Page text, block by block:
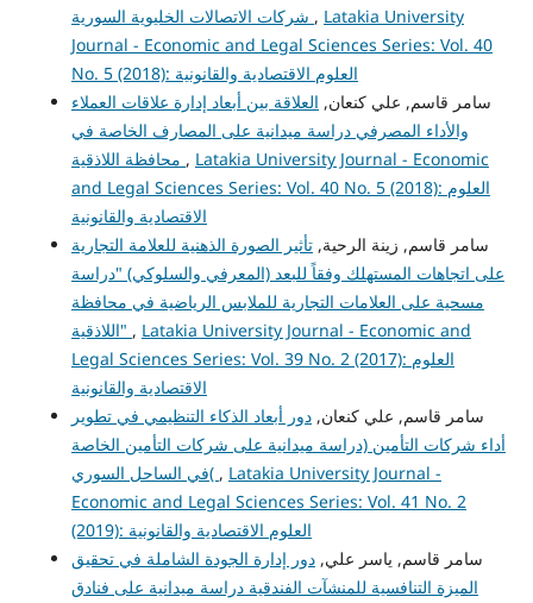
, Latakia University
Journal - Economic and Legal Sciences Series: Vol. 40
No. 5 (2018): العلوم الاقتصادية والقانونية
سامر قاسم, علي كنعان, العلاقة بين أبعاد إدارة علاقات العملاء
والأداء المصرفي دراسة ميدانية على المصارف الخاصة في
, Latakia University Journal - Economic
and Legal Sciences Series: Vol. 40 No. 5 (2018): العلوم
الاقتصادية والقانونية
سامر قاسم, زينة الرحية,تأثير الصورة الذهنية للعلامة التجارية
على اتجاهات المستهلك وفقاً للبعد (المعرفي والسلوكي) "دراسة
مسحية على العلامات التجارية للملابس الرياضية في محافظة
اللاذقية" , Latakia University Journal - Economic and
Legal Sciences Series: Vol. 39 No. 2 (2017): العلوم
الاقتصادية والقانونية
سامر قاسم, علي كنعان,دور أبعاد الذكاء التنظيمي في تطوير
أداء شركات التأمين (دراسة ميدانية على شركات التأمين الخاصة
في الساحل السوري( , Latakia University Journal -
Economic and Legal Sciences Series: Vol. 41 No. 2
(2019): العلوم الاقتصادية والقانونية
سامر قاسم, ياسر علي,دور إدارة الجودة الشاملة في تحقيق
الميزة التنافسية للمنشآت الفندقية دراسة ميدانية على فنادق